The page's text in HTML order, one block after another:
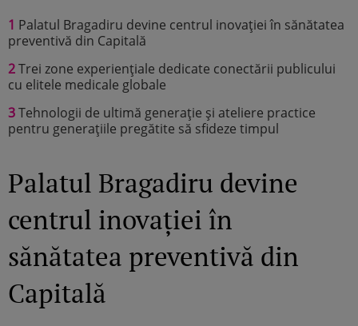
1 Palatul Bragadiru devine centrul inovației în sănătatea
preventivă din Capitală
2Trei zone experiențiale dedicate conectării publicului
cu elitele medicale globale
3Tehnologii de ultimă generație și ateliere practice
pentru generațiile pregătite să sfideze timpul
Palatul Bragadiru devine
centrul inovației în
sănătatea preventivă din
Capitală